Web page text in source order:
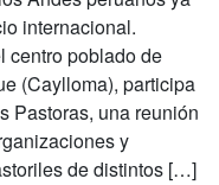
internacional.
centro poblado de
(Caylloma), participa
Pastoras, una reunión
y
de distintos […]